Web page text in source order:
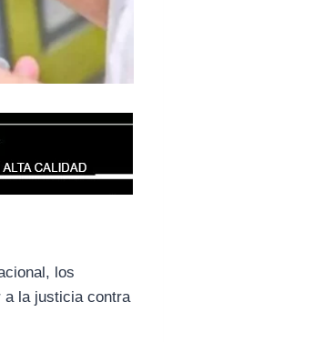
los
a la justicia contra